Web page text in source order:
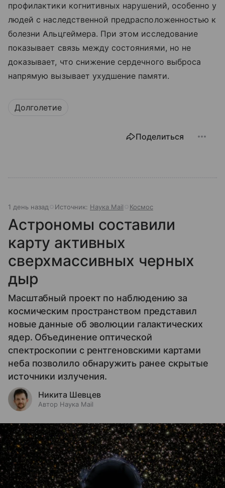
профилактики когнитивных нарушений, особенно у
людей с наследственной предрасположенностью к
болезни Альцгеймера. При этом исследование
показывает связь между состояниями, но не
доказывает, что снижение сердечного выброса
напрямую вызывает ухудшение памяти.
Долголетие
Поделиться
1 день назад Источник: Наука Mail Космос
Астрономы составили
карту активных
сверхмассивных черных
дыр
Масштабный проект по наблюдению за
космическим пространством представил
новые данные об эволюции галактических
ядер. Объединение оптической
спектроскопии с рентгеновскими картами
неба позволило обнаружить ранее скрытые
источники излучения.
Никита Шевцев
Автор Наука Mail